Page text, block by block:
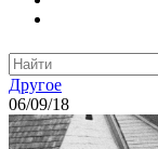
Другое
06/09/18